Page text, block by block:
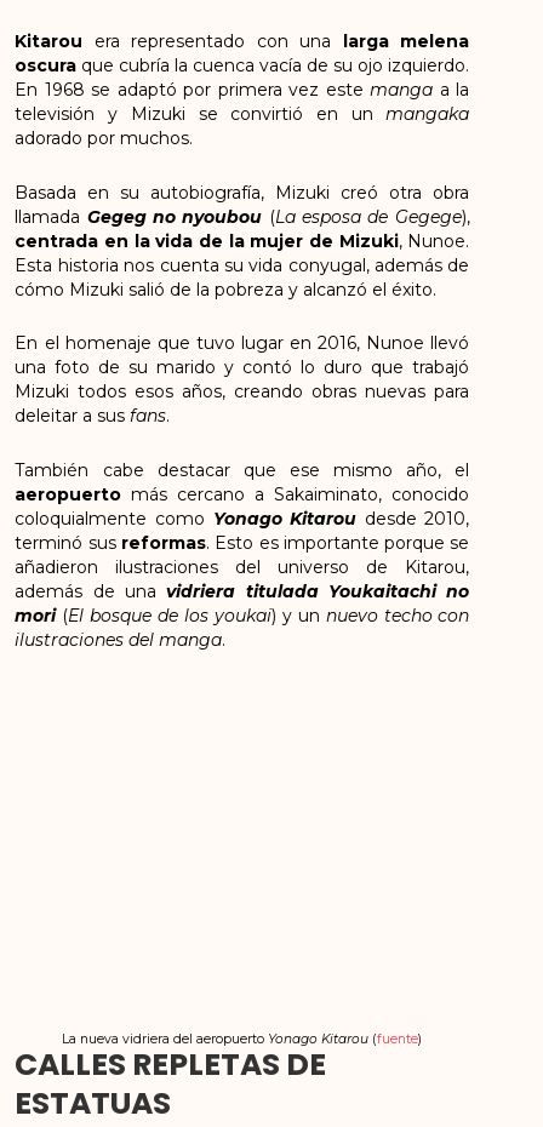
Kitarou era representado con una larga melena
oscura que cubría la cuenca vacía de su ojo izquierdo.
En 1968 se adaptó por primera vez estemanga a la
televisión y Mizuki se convirtió en unmangaka
adorado por muchos.
Basada en su autobiografía, Mizuki creó otra obra
llamada Gegeg no nyoubou (La esposa de Gegege),
centrada en la vida de la mujer de Mizuki, Nunoe.
Esta historia nos cuenta su vida conyugal, además de
cómo Mizuki salió de la pobreza y alcanzó el éxito.
En el homenaje que tuvo lugar en 2016, Nunoe llevó
una foto de su marido y contó lo duro que trabajó
Mizuki todos esos años, creando obras nuevas para
deleitar a susfans.
También cabe destacar que ese mismo año, el
aeropuerto más cercano a Sakaiminato, conocido
coloquialmente como Yonago Kitarou desde 2010,
terminó sus reformas. Esto es importante porque se
añadieron ilustraciones del universo de Kitarou,
además de unavidriera titulada Youkaitachi no
mori(El bosque de los youkai) y un nuevo techo con
ilustraciones del manga.
La nueva vidriera del aeropuerto Yonago Kitarou (fuente)
CALLES REPLETAS DE
ESTATUAS